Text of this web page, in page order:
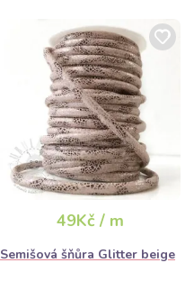
49Kč / m
Semišová šňůra Glitter beige